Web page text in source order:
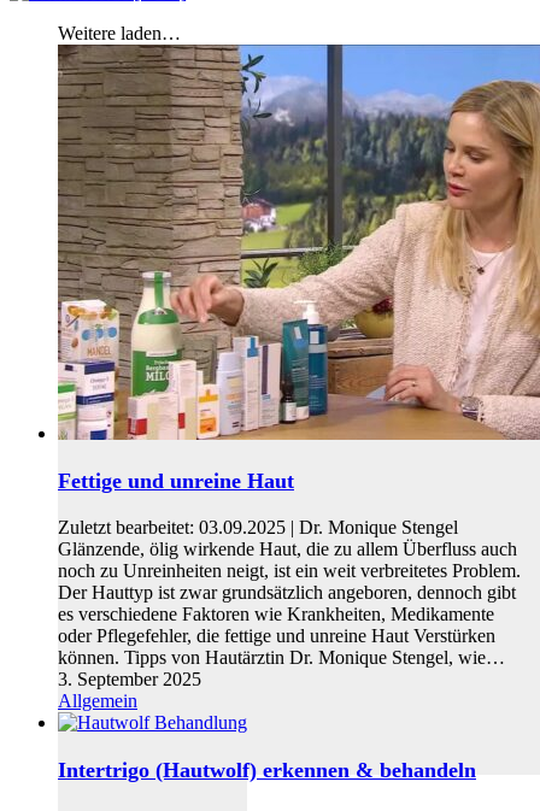
Weitere laden…
Fettige und unreine Haut
Zuletzt bearbeitet: 03.09.2025 | Dr. Monique Stengel
Glänzende, ölig wirkende Haut, die zu allem Überfluss auch
noch zu Unreinheiten neigt, ist ein weit verbreitetes Problem.
Der Hauttyp ist zwar grundsätzlich angeboren, dennoch gibt
es verschiedene Faktoren wie Krankheiten, Medikamente
oder Pflegefehler, die fettige und unreine Haut Verstürken
können. Tipps von Hautärztin Dr. Monique Stengel, wie…
3. September 2025
Allgemein
Intertrigo (Hautwolf) erkennen & behandeln